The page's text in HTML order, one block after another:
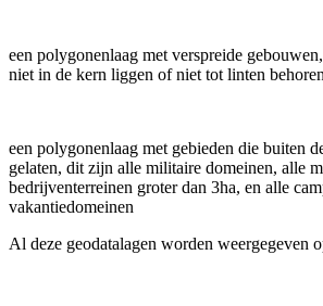
een polygonenlaag met verspreide
niet in de kern liggen of niet tot linten behoren
een polygonenlaag met gebieden die buiten
gelaten, dit zijn alle militaire domeinen, alle
bedrijventerreinen groter dan 3ha, en alle
vakantiedomeinen
Al deze geodatalagen worden weergegeven